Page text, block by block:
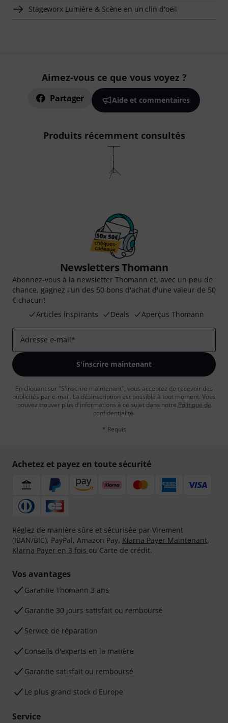
Stageworx Lumière & Scène en un clin d'oeil
Aimez-vous ce que vous voyez ?
Partager Aide et commentaires
Produits récemment consultés
Newsletters Thomann
Abonnez-vous à la newsletter Thomann et, avec un peu de
chance, gagnez l'un des 50 bons d'achat d'une valeur de 50
€ chacun!
Articles inspirants
Deals Aperçus Thomann
Adresse e-mail*
S'inscrire maintenant
En cliquant sur "S'inscrire maintenant", vous acceptez de recevoir des
publicités par e-mail. La désinscription est possible à tout moment. Vous
pouvez trouver plus d'informations à ce sujet dans notre Politique de
confidentialité.
* Requis
Achetez et payez en toute sécurité
Réglez de manière sûre et sécurisée par Virement
(IBAN/BIC), PayPal, Amazon Pay, Klarna Payer Maintenant,
Klarna Payer en 3 fois ou Carte de crédit.
Vos avantages
Ga­ran­tie Thomann 3 ans
Garantie 30 jours satisfait ou remboursé
Service de réparation
Conseils d'experts en la matière
Garantie satisfait ou remboursé
Le plus grand stock d'Europe
Service